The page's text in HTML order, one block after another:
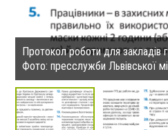
Протокол роботи для закладів
Фото: пресслужби Львівської